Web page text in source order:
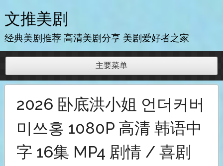
至
内
文推美剧
经典美剧推荐 高清美剧分享 美剧爱好者之家
主要菜单
2026 卧底洪小姐 언더커버
미쓰홍 1080P 高清 韩语中
字 16集 MP4 剧情 / 喜剧